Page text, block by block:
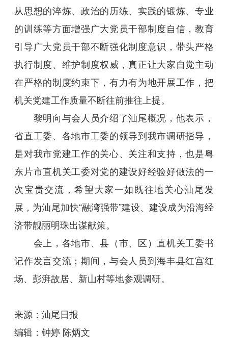
从思想的淬炼、政治的历练、实践的锻炼、专业
的训练等方面增强广大党员干部制度自信，教育
引导广大党员干部不断强化制度意识，带头严格
执行制度、维护制度权威，真正让大家自觉主动
在严格的制度约束下，有力有为地开展工作，把
机关党建工作质量不断往前推往上提。
黎明向与会人员介绍了汕尾概况，他表示，
省直工委、各地市工委的领导到我市调研指导，
是对我市党建工作的关心、关注和支持，也是粤
东片市直机关工委对党的建设好经验好做法的一
次宝贵交流，希望大家一如既往地关心汕尾发
展，为汕尾加快“融湾强带”建设、建设成为沿海经
济带靓丽明珠出谋献策。
会上，各地市、县（市、区）直机关工委书
记作发言交流；期间，与会人员到海丰县红宫红
场、彭湃故居、新山村等地参观调研。
来源：汕尾日报
编辑：钟婷 陈炳文